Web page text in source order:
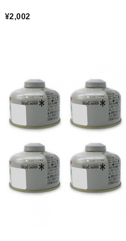
¥2,002